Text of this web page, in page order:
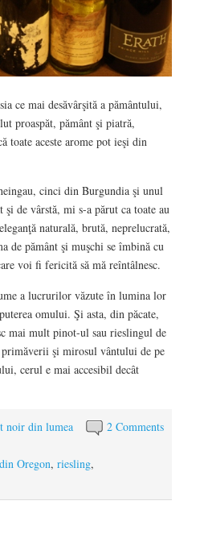
ce mai desăvârşită a pământului,
proaspăt, pământ şi piatră,
toate aceste arome pot ieşi din
cinci din Burgundia şi unul
de vârstă, mi s-a părut ca toate au
naturală, brută, neprelucrată,
de pământ şi muşchi se îmbină cu
voi fi fericită să mă reîntâlnesc.
a lucrurilor văzute în lumina lor
omului. Şi asta, din păcate,
mai mult pinot-ul sau rieslingul de
şi mirosul vântului de pe
cerul e mai accesibil decât
2 Comments
noir din lumea
Oregon, riesling,